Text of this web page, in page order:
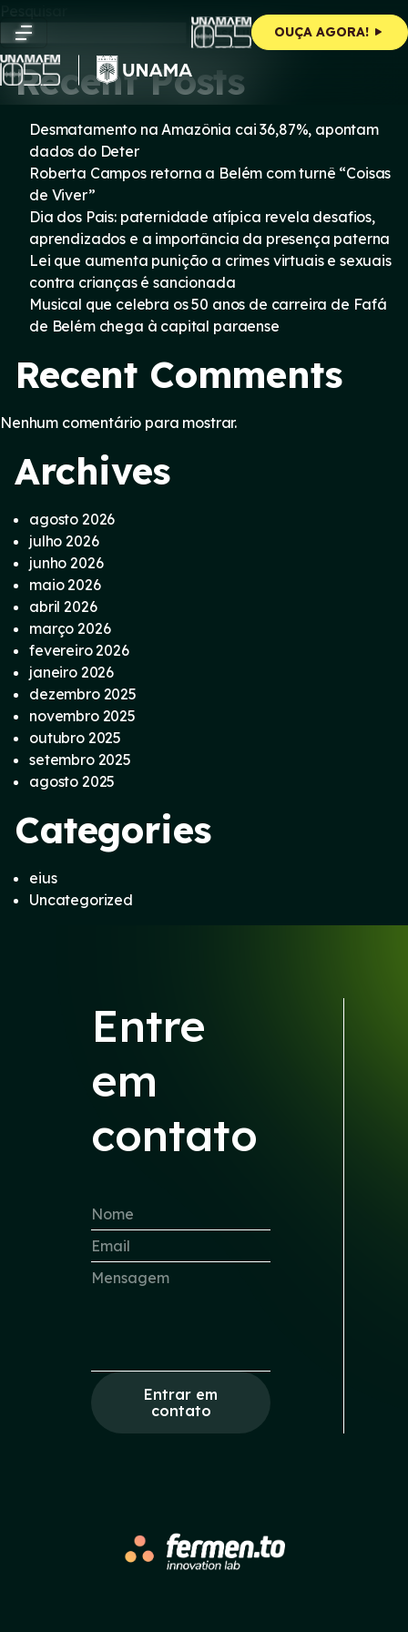
content
OUÇA AGORA!
Pesquisar
Pesquisar
Recent Posts
Desmatamento na Amazônia cai 36,87%, apontam
dados do Deter
Roberta Campos retorna a Belém com turnê “Coisas
de Viver”
Dia dos Pais: paternidade atípica revela desafios,
aprendizados e a importância da presença paterna
Lei que aumenta punição a crimes virtuais e sexuais
contra crianças é sancionada
Musical que celebra os 50 anos de carreira de Fafá
de Belém chega à capital paraense
Recent Comments
Nenhum comentário para mostrar.
Archives
agosto 2026
julho 2026
junho 2026
maio 2026
abril 2026
março 2026
fevereiro 2026
janeiro 2026
dezembro 2025
novembro 2025
outubro 2025
setembro 2025
agosto 2025
Categories
eius
Uncategorized
Entre
em
contato
Entrar em
contato